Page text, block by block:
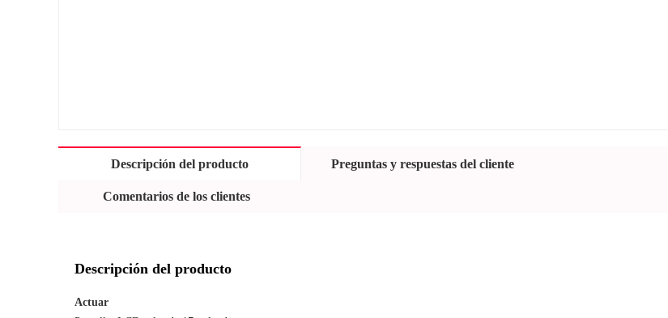
Descripción del producto Preguntas y respuestas del cliente
Comentarios de los clientes
Descripción del producto
Actuar